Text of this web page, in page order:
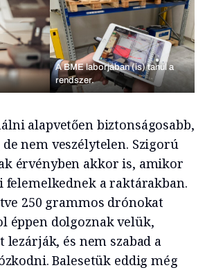
A BME laborjában (is) tanul a
rendszer.
alapvetően biztonságosabb,
nem veszélytelen. Szigorú
érvényben akkor is, amikor
felemelkednek a raktárakban.
250 grammos drónokat
éppen dolgoznak velük,
lezárják, és nem szabad a
Balesetük eddig még